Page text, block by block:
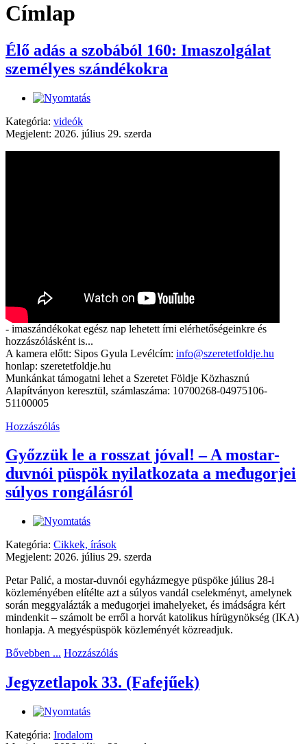
Címlap
Élő adás a szobából 160: Imaszolgálat
személyes szándékokra
Kategória: videók
Megjelent: 2026. július 29. szerda
- imaszándékokat egész nap lehetett írni elérhetőségeinkre és
hozzászólásként is...
A kamera előtt: Sipos Gyula Levélcím: info@szeretetfoldje.hu
honlap: szeretetfoldje.hu
Munkánkat támogatni lehet a Szeretet Földje Közhasznú
Alapítványon keresztül, számlaszáma: 10700268-04975106-
51100005
Hozzászólás
Győzzük le a rosszat jóval! – A mostar-
duvnói püspök nyilatkozata a međugorjei
súlyos rongálásról
Kategória: Cikkek, írások
Megjelent: 2026. július 29. szerda
Petar Palić, a mostar-duvnói egyházmegye püspöke július 28-i
közleményében elítélte azt a súlyos vandál cselekményt, amelynek
során meggyalázták a međugorjei imahelyeket, és imádságra kért
mindenkit – számolt be erről a horvát katolikus hírügynökség (IKA)
honlapja. A megyéspüspök közleményét közreadjuk.
Bővebben ... Hozzászólás
Jegyzetlapok 33. (Fafejűek)
Kategória: Irodalom